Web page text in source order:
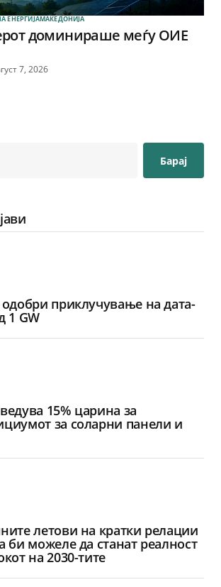
ЕНЕРГИЈАМАКЕДОНИЈА
доминираше меѓу ОИЕ
7, 2026
Барај
одобри приклучување на дата-
1 GW
15% царина за
за соларни панели и
летови на кратки релации
би можеле да станат реалност
на 2030-тите